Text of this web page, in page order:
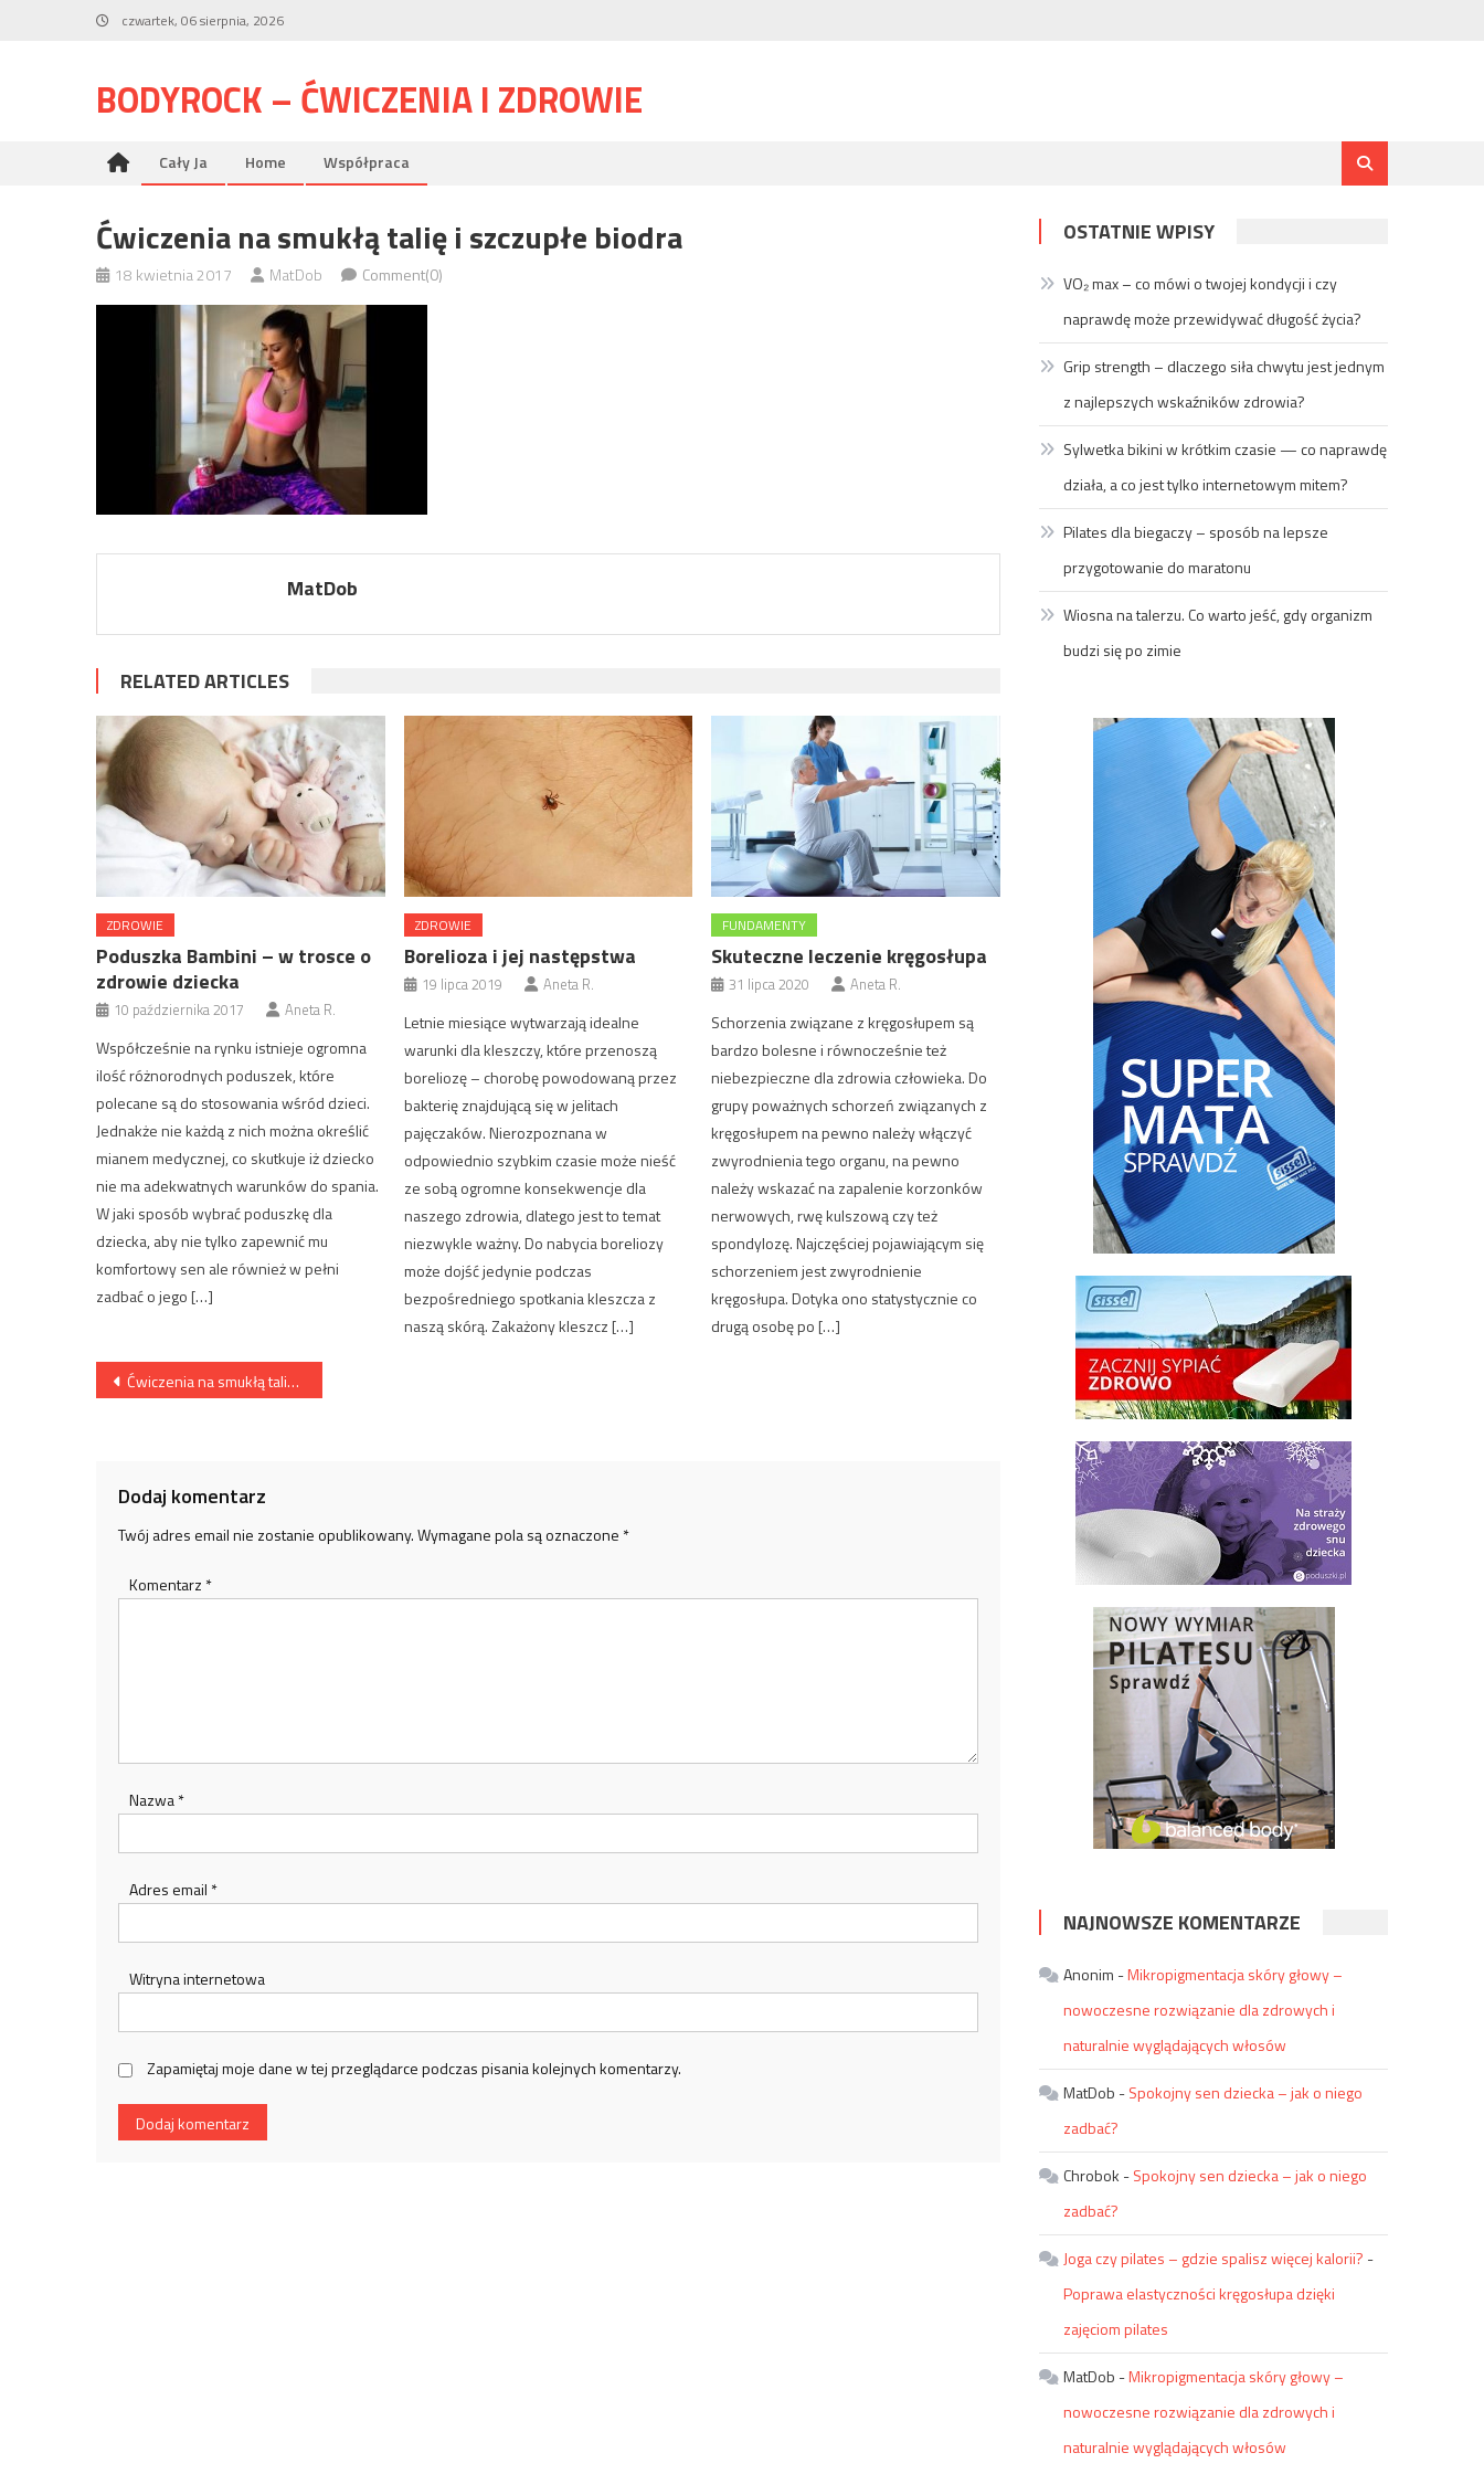
czwartek, 06 sierpnia, 2026
BODYROCK – ĆWICZENIA I ZDROWIE
Cały Ja Home Współpraca
Ćwiczenia na smukłą talię i szczupłe biodra
18 kwietnia 2017 MatDob Comment(0)
MatDob
RELATED ARTICLES
ZDROWIE
Poduszka Bambini – w trosce o
zdrowie dziecka
10 października 2017 Aneta R.
Współcześnie na rynku istnieje ogromna
ilość różnorodnych poduszek, które
polecane są do stosowania wśród dzieci.
Jednakże nie każdą z nich można określić
mianem medycznej, co skutkuje iż dziecko
nie ma adekwatnych warunków do spania.
W jaki sposób wybrać poduszkę dla
dziecka, aby nie tylko zapewnić mu
komfortowy sen ale również w pełni
zadbać o jego […]
ZDROWIE
Borelioza i jej następstwa
19 lipca 2019 Aneta R.
Letnie miesiące wytwarzają idealne
warunki dla kleszczy, które przenoszą
boreliozę – chorobę powodowaną przez
bakterię znajdującą się w jelitach
pajęczaków. Nierozpoznana w
odpowiednio szybkim czasie może nieść
ze sobą ogromne konsekwencje dla
naszego zdrowia, dlatego jest to temat
niezwykle ważny. Do nabycia boreliozy
może dojść jedynie podczas
bezpośredniego spotkania kleszcza z
naszą skórą. Zakażony kleszcz […]
FUNDAMENTY
Skuteczne leczenie kręgosłupa
31 lipca 2020 Aneta R.
Schorzenia związane z kręgosłupem są
bardzo bolesne i równocześnie też
niebezpieczne dla zdrowia człowieka. Do
grupy poważnych schorzeń związanych z
kręgosłupem na pewno należy włączyć
zwyrodnienia tego organu, na pewno
należy wskazać na zapalenie korzonków
nerwowych, rwę kulszową czy też
spondylozę. Najczęściej pojawiającym się
schorzeniem jest zwyrodnienie
kręgosłupa. Dotyka ono statystycznie co
drugą osobę po […]
Nawigacja
Ćwiczenia na smukłą talię i szczupłe biodra
Dodaj komentarz
Twój adres email nie zostanie opublikowany.Wymagane pola są oznaczone *
Komentarz *
Nazwa*
Adres email *
Witryna internetowa
Zapamiętaj moje dane w tej przeglądarce podczas pisania kolejnych komentarzy.
OSTATNIE WPISY
VO₂ max – co mówi o twojej kondycji i czy
naprawdę może przewidywać długość życia?
Grip strength – dlaczego siła chwytu jest jednym
z najlepszych wskaźników zdrowia?
Sylwetka bikini w krótkim czasie — co naprawdę
działa, a co jest tylko internetowym mitem?
Pilates dla biegaczy – sposób na lepsze
przygotowanie do maratonu
Wiosna na talerzu. Co warto jeść, gdy organizm
budzi się po zimie
NAJNOWSZE KOMENTARZE
Anonim -Mikropigmentacja skóry głowy –
nowoczesne rozwiązanie dla zdrowych i
naturalnie wyglądających włosów
MatDob -Spokojny sen dziecka – jak o niego
zadbać?
Chrobok -Spokojny sen dziecka – jak o niego
zadbać?
Joga czy pilates – gdzie spalisz więcej kalorii? -
Poprawa elastyczności kręgosłupa dzięki
zajęciom pilates
MatDob -Mikropigmentacja skóry głowy –
nowoczesne rozwiązanie dla zdrowych i
naturalnie wyglądających włosów